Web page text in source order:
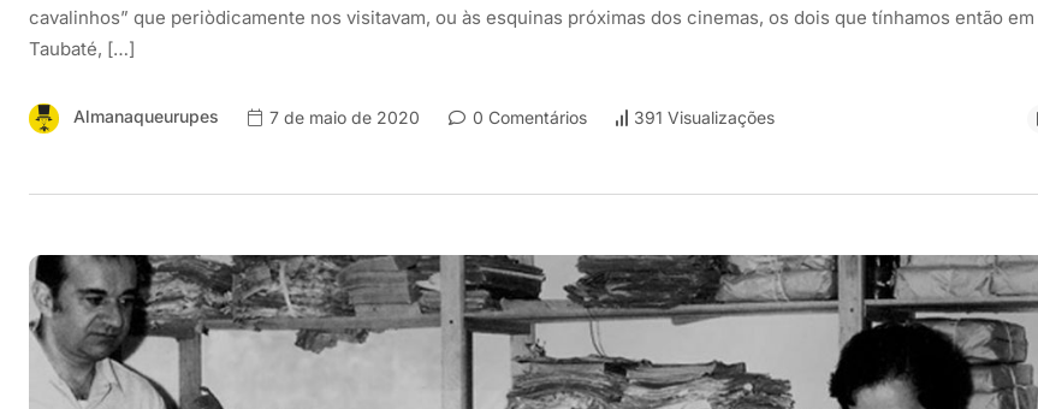
cavalinhos” que periòdicamente nos visitavam, ou às esquinas próximas dos cinemas, os dois que tínhamos então em
Taubaté, […]
Almanaqueurupes 7 de maio de 2020 0 Comentários 391 Visualizações